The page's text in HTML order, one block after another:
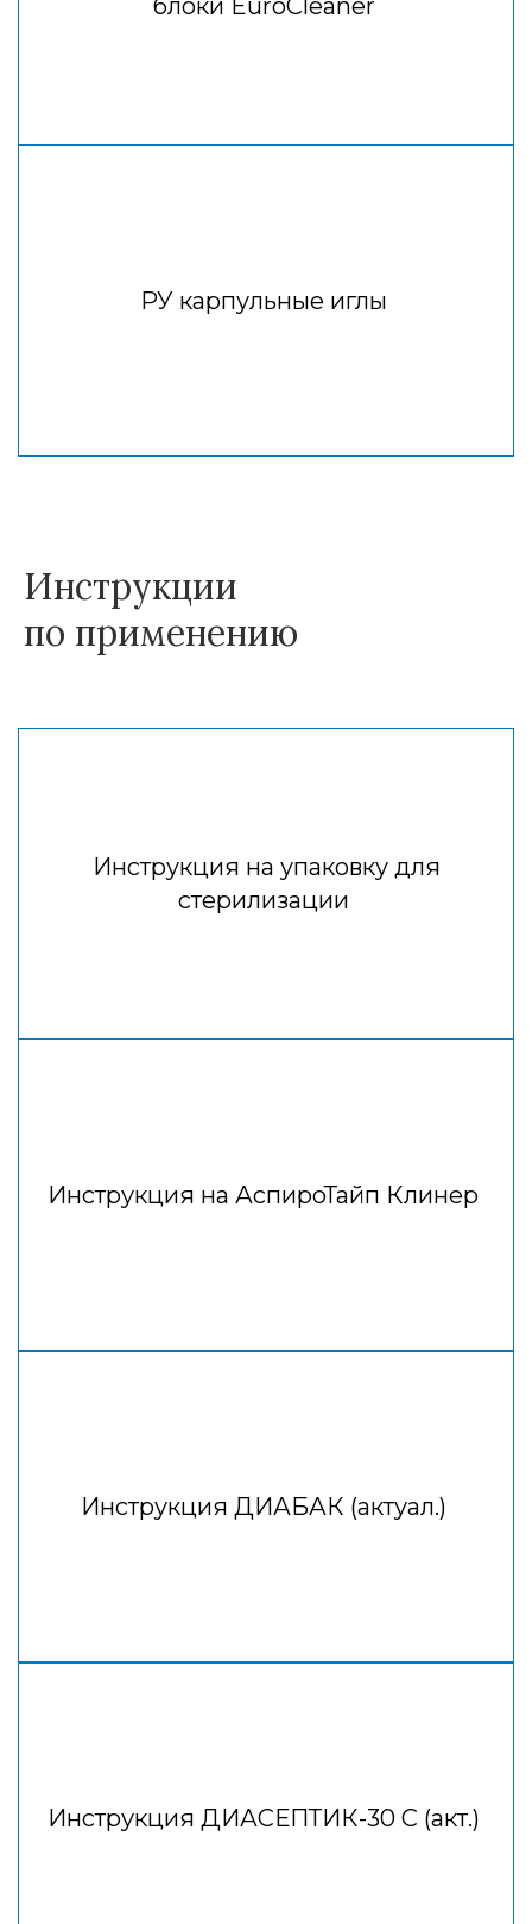
блоки EuroCleaner
РУ карпульные иглы
Инструкции
по применению
Инструкция на упаковку для
стерилизации
Инструкция на АспироТайп Клинер
Инструкция ДИАБАК (актуал.)
Инструкция ДИАСЕПТИК-30 С (акт.)